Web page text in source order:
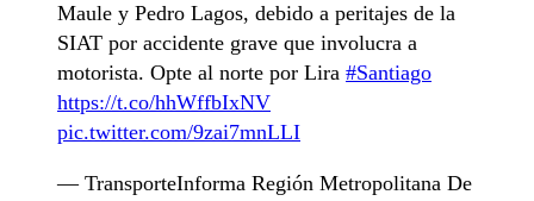
Maule y Pedro Lagos, debido a peritajes de la
SIAT por accidente grave que involucra a
motorista. Opte al norte por Lira #Santiago
https://t.co/hhWffbIxNV
pic.twitter.com/9zai7mnLLI
— TransporteInforma Región Metropolitana De